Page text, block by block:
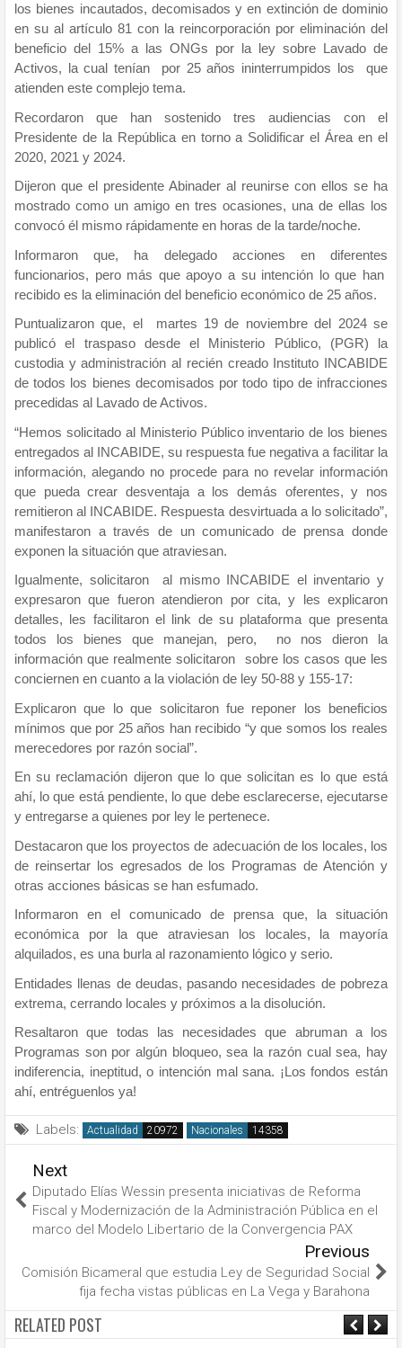
los bienes incautados, decomisados y en extinción de dominio
en su al artículo 81 con la reincorporación por eliminación del
beneficio del 15% a las ONGs por la ley sobre Lavado de
Activos, la cual tenían por 25 años ininterrumpidos los que
atienden este complejo tema.
Recordaron que han sostenido tres audiencias con el
Presidente de la República en torno a Solidificar el Área en el
2020, 2021 y 2024.
Dijeron que el presidente Abinader al reunirse con ellos se ha
mostrado como un amigo en tres ocasiones, una de ellas los
convocó él mismo rápidamente en horas de la tarde/noche.
Informaron que, ha delegado acciones en diferentes
funcionarios, pero más que apoyo a su intención lo que han
recibido es la eliminación del beneficio económico de 25 años.
Puntualizaron que, el martes 19 de noviembre del 2024 se
publicó el traspaso desde el Ministerio Público, (PGR) la
custodia y administración al recién creado Instituto INCABIDE
de todos los bienes decomisados por todo tipo de infracciones
precedidas al Lavado de Activos.
“Hemos solicitado al Ministerio Público inventario de los bienes
entregados al INCABIDE, su respuesta fue negativa a facilitar la
información, alegando no procede para no revelar información
que pueda crear desventaja a los demás oferentes, y nos
remitieron al INCABIDE. Respuesta desvirtuada a lo solicitado”,
manifestaron a través de un comunicado de prensa donde
exponen la situación que atraviesan.
Igualmente, solicitaron al mismo INCABIDE el inventario y
expresaron que fueron atendieron por cita, y les explicaron
detalles, les facilitaron el link de su plataforma que presenta
todos los bienes que manejan, pero, no nos dieron la
información que realmente solicitaron sobre los casos que les
conciernen en cuanto a la violación de ley 50-88 y 155-17:
Explicaron que lo que solicitaron fue reponer los beneficios
mínimos que por 25 años han recibido “y que somos los reales
merecedores por razón social”.
En su reclamación dijeron que lo que solicitan es lo que está
ahí, lo que está pendiente, lo que debe esclarecerse, ejecutarse
y entregarse a quienes por ley le pertenece.
Destacaron que los proyectos de adecuación de los locales, los
de reinsertar los egresados de los Programas de Atención y
otras acciones básicas se han esfumado.
Informaron en el comunicado de prensa que, la situación
económica por la que atraviesan los locales, la mayoría
alquilados, es una burla al razonamiento lógico y serio.
Entidades llenas de deudas, pasando necesidades de pobreza
extrema, cerrando locales y próximos a la disolución.
Resaltaron que todas las necesidades que abruman a los
Programas son por algún bloqueo, sea la razón cual sea, hay
indiferencia, ineptitud, o intención mal sana. ¡Los fondos están
ahí, entréguenlos ya!
Labels: Actualidad Nacionales
Next
Diputado Elías Wessin presenta iniciativas de Reforma
Fiscal y Modernización de la Administración Pública en el
marco del Modelo Libertario de la Convergencia PAX
Previous
Comisión Bicameral que estudia Ley de Seguridad Social
fija fecha vistas públicas en La Vega y Barahona
RELATED POST